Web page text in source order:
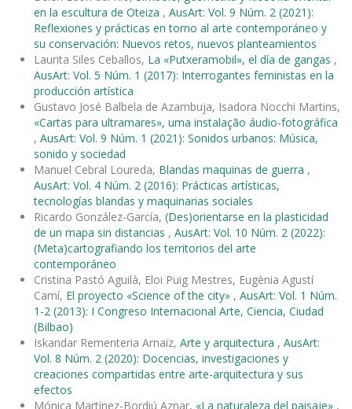
en la escultura de Oteiza , AusArt: Vol. 9 Núm. 2 (2021):
Reflexiones y prácticas en torno al arte contemporáneo y
su conservación: Nuevos retos, nuevos planteamientos
Laurita Siles Ceballos, La «Putxeramobil», el día de gangas ,
AusArt: Vol. 5 Núm. 1 (2017): Interrogantes feministas en la
producción artística
Gustavo José Balbela de Azambuja, Isadora Nocchi Martins,
«Cartas para ultramares», uma instalação áudio-fotográfica
, AusArt: Vol. 9 Núm. 1 (2021): Sonidos urbanos: Música,
sonido y sociedad
Manuel Cebral Loureda, Blandas maquinas de guerra ,
AusArt: Vol. 4 Núm. 2 (2016): Prácticas artísticas,
tecnologías blandas y maquinarias sociales
Ricardo González-García, (Des)orientarse en la plasticidad
de un mapa sin distancias , AusArt: Vol. 10 Núm. 2 (2022):
(Meta)cartografiando los territorios del arte
contemporáneo
Cristina Pastó Aguilà, Eloi Puig Mestres, Eugènia Agustí
Camí, El proyecto «Science of the city» , AusArt: Vol. 1 Núm.
1-2 (2013): I Congreso Internacional Arte, Ciencia, Ciudad
(Bilbao)
Iskandar Rementeria Arnaiz, Arte y arquitectura , AusArt:
Vol. 8 Núm. 2 (2020): Docencias, investigaciones y
creaciones compartidas entre arte-arquitectura y sus
efectos
Mónica Martínez-Bordiú Aznar, «La naturaleza del paisaje» ,